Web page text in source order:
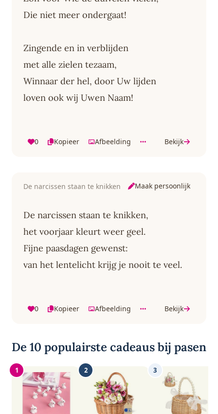
Die niet meer ondergaat!
Zingende en in verblijden
met alle zielen tezaam,
Winnaar der hel, door Uw lijden
loven ook wij Uwen Naam!
0 Kopieer Afbeelding Bekijk
De narcissen staan te knikken Maak persoonlijk
De narcissen staan te knikken,
het voorjaar kleurt weer geel.
Fijne paasdagen gewenst:
van het lentelicht krijg je nooit te veel.
0 Kopieer Afbeelding Bekijk
De 10 populairste cadeaus bij pasen
1 2 3